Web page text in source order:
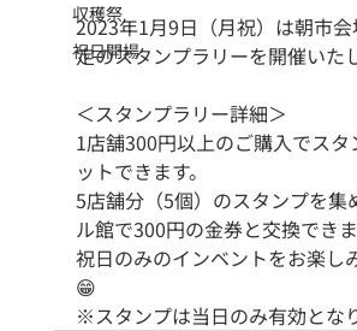
収穫祭
祝日開場
2023年1月9日（月祝）は朝市
定のスタンプラリーを開催いた
＜スタンプラリー詳細＞
1店舗300円以上のご購入でスタ
ットできます。
5店舗分（5個）のスタンプを集
ル館で300円の金券と交換できま
祝日のみのインベントをお楽し
😁
※スタンプは当日のみ有効とな